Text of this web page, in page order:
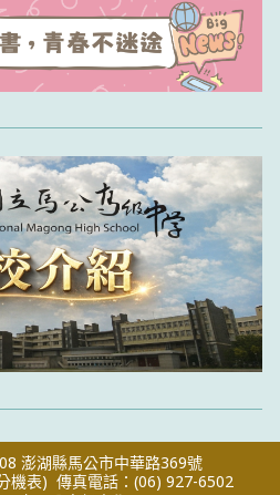
澎湖縣馬公市中華路369號
機表) 傳真電話：(06) 927-6502